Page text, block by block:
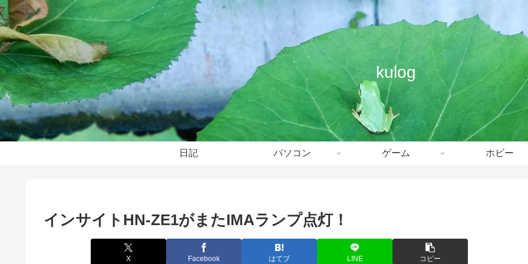
kulog
日記 パソコン ゲーム ホビー
インサイトHN-ZE1がまたIMAランプ点灯！
X Facebook はてブ LINE コピー